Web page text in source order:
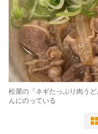
松屋の『ネギたっぷり肉う
んにのっている